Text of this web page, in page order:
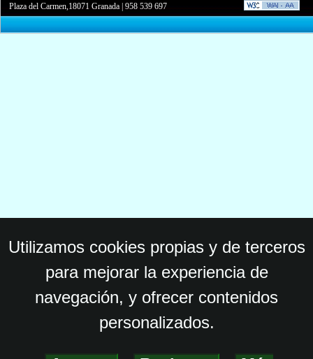
Plaza del Carmen,18071 Granada |958 539 697
Utilizamos cookies propias y de terceros
para mejorar la experiencia de
navegación, y ofrecer contenidos
personalizados.